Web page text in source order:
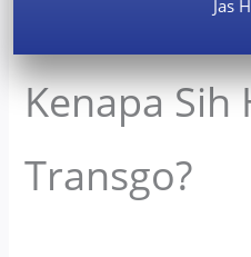
Jas
Kenapa Sih
Transgo?